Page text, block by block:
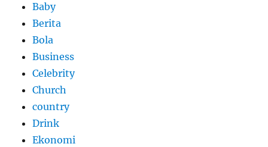
Baby
Berita
Bola
Business
Celebrity
Church
country
Drink
Ekonomi